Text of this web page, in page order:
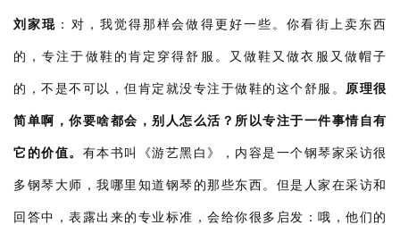
计
市
与
观
登录 注册
刘家琨 ： 对，我觉得那样会做得更好一些。你看街上卖东西
的，专注于做鞋的肯定穿得舒服。又做鞋又做衣服又做帽子
的，不是不可以，但肯定就没专注于做鞋的这个舒服。 原理很
简单啊，你要啥都会，别人怎么活？所以专注于一件事情自有
它的价值。 有本书叫《游艺黑白》，内容是一个钢琴家采访很
多钢琴大师，我哪里知道钢琴的那些东西。但是人家在采访和
回答中，表露出来的专业标准，会给你很多启发：哦，他们的